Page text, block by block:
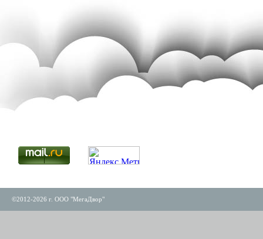
©2012-2026 г. ООО "МегаДвор"